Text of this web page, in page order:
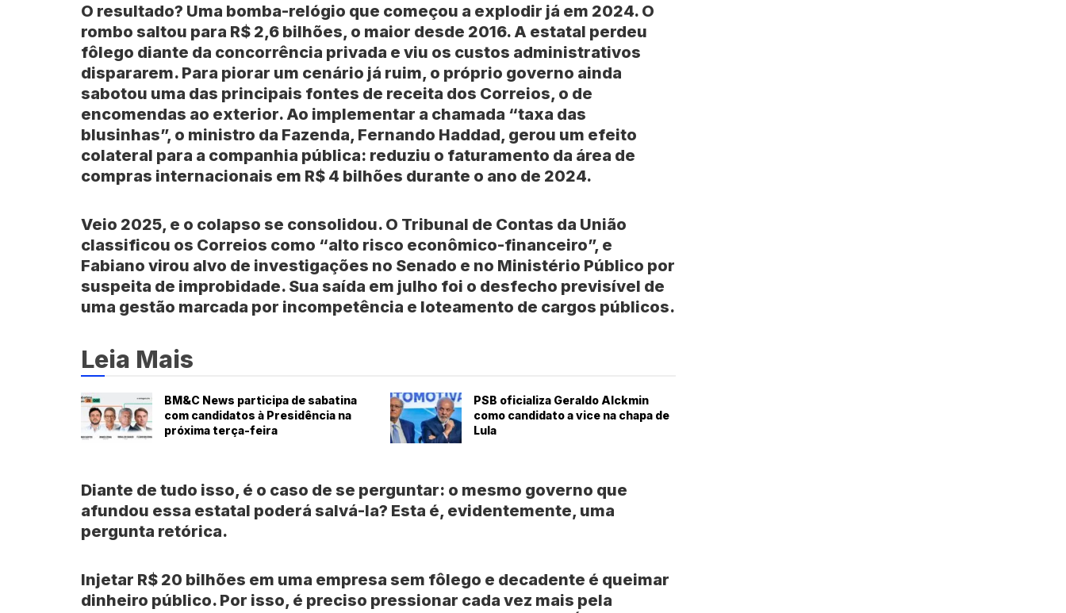
O resultado? Uma bomba-relógio que começou a explodir já em 2024. O
rombo saltou para R$ 2,6 bilhões, o maior desde 2016. A estatal perdeu
fôlego diante da concorrência privada e viu os custos administrativos
dispararem. Para piorar um cenário já ruim, o próprio governo ainda
sabotou uma das principais fontes de receita dos Correios, o de
encomendas ao exterior. Ao implementar a chamada “taxa das
blusinhas”, o ministro da Fazenda, Fernando Haddad, gerou um efeito
colateral para a companhia pública: reduziu o faturamento da área de
compras internacionais em R$ 4 bilhões durante o ano de 2024.
Veio 2025, e o colapso se consolidou. O Tribunal de Contas da União
classificou os Correios como “alto risco econômico-financeiro”, e
Fabiano virou alvo de investigações no Senado e no Ministério Público por
suspeita de improbidade. Sua saída em julho foi o desfecho previsível de
uma gestão marcada por incompetência e loteamento de cargos públicos.
Leia Mais
BM&C News participa de sabatina
com candidatos à Presidência na
próxima terça-feira
PSB oficializa Geraldo Alckmin
como candidato a vice na chapa de
Lula
Diante de tudo isso, é o caso de se perguntar: o mesmo governo que
afundou essa estatal poderá salvá-la? Esta é, evidentemente, uma
pergunta retórica.
Injetar R$ 20 bilhões em uma empresa sem fôlego e decadente é queimar
dinheiro público. Por isso, é preciso pressionar cada vez mais pela